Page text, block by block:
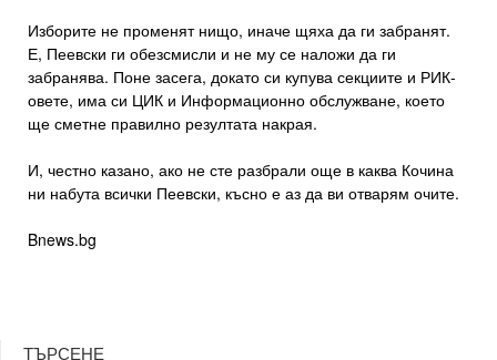
Изборите не променят нищо, иначе щяха да ги забранят.
Е, Пеевски ги обезсмисли и не му се наложи да ги
забранява. Поне засега, докато си купува секциите и РИК-
овете, има си ЦИК и Информационно обслужване, което
ще сметне правилно резултата накрая.
И, честно казано, ако не сте разбрали още в каква Кочина
ни набута всички Пеевски, късно е аз да ви отварям очите.
Bnews.bg
ТЪРСЕНЕ